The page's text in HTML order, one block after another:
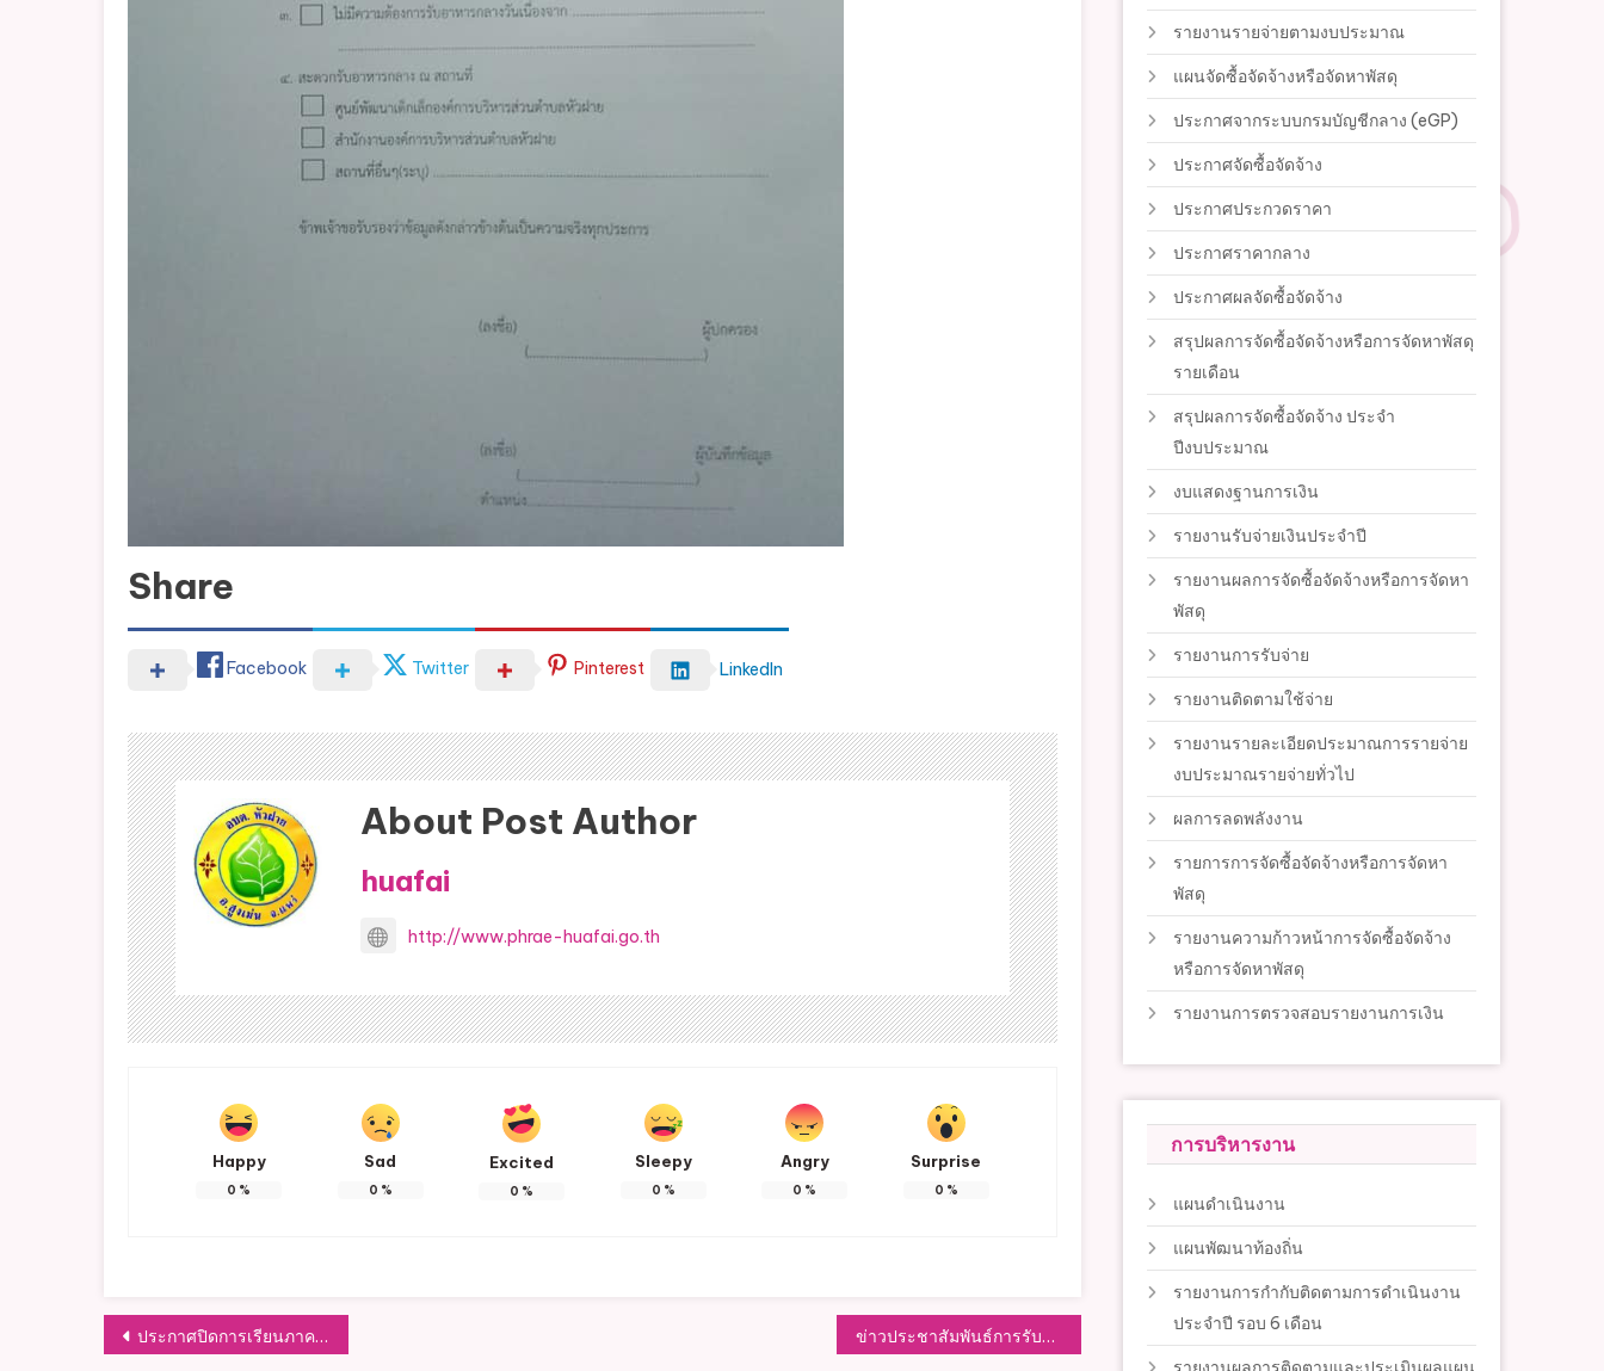
Share
Facebook Twitter Pinterest LinkedIn
About Post Author
huafai
http://www.phrae-huafai.go.th
Happy
0 %
Sad
0 %
Excited
0 %
Sleepy
0 %
Angry
0 %
Surprise
0 %
แนะแนว
ประกาศปิดการเรียนภาคเรียนที่ 2 ปีการศึกษา 2562 (ครั้งที่ 3) ตั้งแต่วันที่ 1 – 15 พฤษภาคม 2563 ข่าวประชาสัมพันธ์การรับสมัครงาน ของสำนักงานพัฒนาเทคโนโลยีอวกาศและภูมิสารสนเทศ (องค์การมหาชน) จำนวน 1,200 อัตรา จ้างงาน 5 เดือน เงินเดือน 9,000 บาท
รายงานรายจ่ายตามงบประมาณ
แผนจัดซื้อจัดจ้างหรือจัดหาพัสดุ
ประกาศจากระบบกรมบัญชีกลาง (eGP)
ประกาศจัดซื้อจัดจ้าง
ประกาศประกวดราคา
ประกาศราคากลาง
ประกาศผลจัดซื้อจัดจ้าง
สรุปผลการจัดซื้อจัดจ้างหรือการจัดหาพัสดุ
รายเดือน
สรุปผลการจัดซื้อจัดจ้าง ประจำ
ปีงบประมาณ
งบแสดงฐานการเงิน
รายงานรับจ่ายเงินประจำปี
รายงานผลการจัดซื้อจัดจ้างหรือการจัดหา
พัสดุ
รายงานการรับจ่าย
รายงานติดตามใช้จ่าย
รายงานรายละเอียดประมาณการรายจ่าย
งบประมาณรายจ่ายทั่วไป
ผลการลดพลังงาน
รายการการจัดซื้อจัดจ้างหรือการจัดหา
พัสดุ
รายงานความก้าวหน้าการจัดซื้อจัดจ้าง
หรือการจัดหาพัสดุ
รายงานการตรวจสอบรายงานการเงิน
การบริหารงาน
แผนดำเนินงาน
แผนพัฒนาท้องถิ่น
รายงานการกำกับติดตามการดำเนินงาน
ประจำปี รอบ 6 เดือน